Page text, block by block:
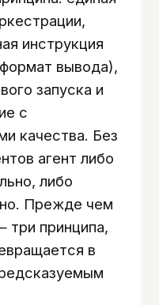
инструкция
вывода),
запуска и
с
качества. Без
агент либо
либо
Прежде чем
три принципа,
в